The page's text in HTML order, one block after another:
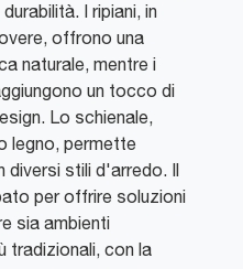
I ripiani, in
offrono una
naturale, mentre i
un tocco di
Lo schienale,
legno, permette
diversi stili d'arredo. Il
per offrire soluzioni
sia ambienti
tradizionali, con la